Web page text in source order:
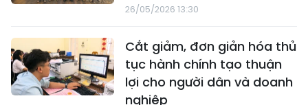
26/05/2026 13:30
Cắt giảm, đơn giản hóa thủ
tục hành chính tạo thuận
lợi cho người dân và doanh
nghiệp